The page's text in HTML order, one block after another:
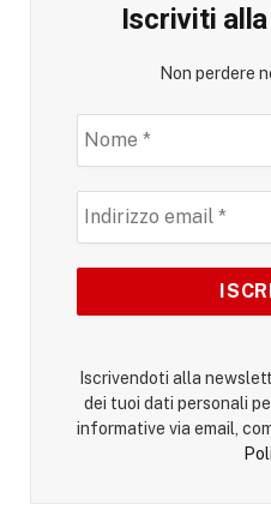
Iscriviti
Non perdere
Iscrivendoti alla
dei tuoi dati personali
informative via email,